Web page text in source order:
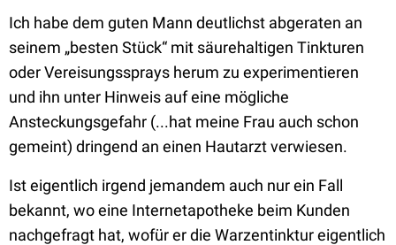
Ich habe dem guten Mann deutlichst abgeraten an
seinem „besten Stück“ mit säurehaltigen Tinkturen
oder Vereisungssprays herum zu experimentieren
und ihn unter Hinweis auf eine mögliche
Ansteckungsgefahr (...hat meine Frau auch schon
gemeint) dringend an einen Hautarzt verwiesen.
Ist eigentlich irgend jemandem auch nur ein Fall
bekannt, wo eine Internetapotheke beim Kunden
nachgefragt hat, wofür er die Warzentinktur eigentlich